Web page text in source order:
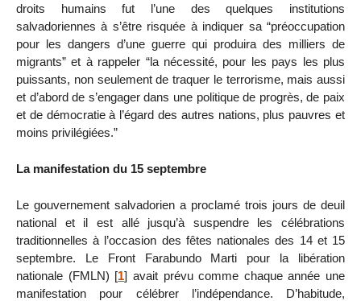
droits humains fut l’une des quelques institutions
salvadoriennes à s’être risquée à indiquer sa “préoccupation
pour les dangers d’une guerre qui produira des milliers de
migrants” et à rappeler “la nécessité, pour les pays les plus
puissants, non seulement de traquer le terrorisme, mais aussi
et d’abord de s’engager dans une politique de progrès, de paix
et de démocratie à l’égard des autres nations, plus pauvres et
moins privilégiées.”
La manifestation du 15 septembre
Le gouvernement salvadorien a proclamé trois jours de deuil
national et il est allé jusqu’à suspendre les célébrations
traditionnelles à l’occasion des fêtes nationales des 14 et 15
septembre. Le Front Farabundo Marti pour la libération
nationale (FMLN) [1] avait prévu comme chaque année une
manifestation pour célébrer l’indépendance. D’habitude,